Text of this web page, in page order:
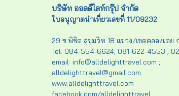
บริษัท ออลดีไลท์กรุ๊ป จำกัด
ใบอนุญาตนำเที่ยวเลขที่ 11/09232
29 ซ.พิชิต สุขุมวิท 18 แขวง/เขตคลองเตย
Tel. 084-554-6624; 081-622-4553 ;
email: info@alldelighttravel.com ;
alldelighttravel@gmail.com
www.alldelighttravel.com
facebook.com/alldelighttravel